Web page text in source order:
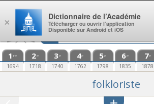
Aller au contenu
1 re
1694
2e
1718
3e
1740
4e
1762
5e
1798
6e
1835
7e
1878
folkloriste
×
Dictionnaire de l’Académie
Télécharger ou ouvrir l’application
Disponible sur Android et iOS